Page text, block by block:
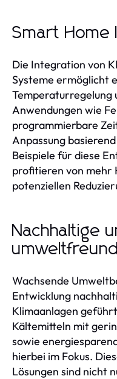
Smart Home
Die Integration von
Systeme ermöglicht
Temperaturregelung
Anwendungen wie
programmierbare
Anpassung
Beispiele für diese
profitieren von mehr
potenziellen
Nachhaltige
Wachsende
Entwicklung
Klimaanlagen
Kältemitteln mit
sowie
hierbei im Fokus.
Lösungen sind nicht